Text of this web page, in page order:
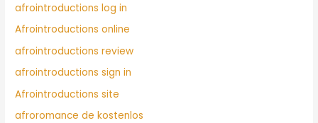
afrointroductions log in
Afrointroductions online
afrointroductions review
afrointroductions sign in
Afrointroductions site
afroromance de kostenlos